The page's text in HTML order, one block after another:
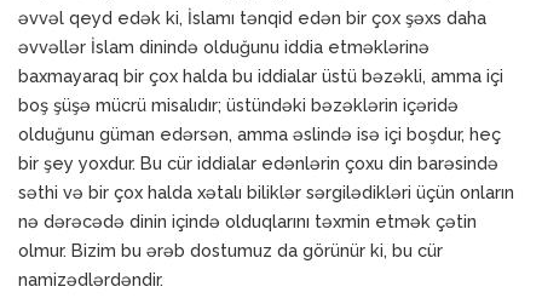
əvvəl qeyd edək ki, İslamı tənqid edən bir çox şəxs daha
əvvəllər İslam dinində olduğunu iddia etməklərinə
baxmayaraq bir çox halda bu iddialar üstü bəzəkli, amma içi
boş şüşə mücrü misalıdır; üstündəki bəzəklərin içəridə
olduğunu güman edərsən, amma əslində isə içi boşdur, heç
bir şey yoxdur. Bu cür iddialar edənlərin çoxu din barəsində
səthi və bir çox halda xətalı biliklər sərgilədikləri üçün onların
nə dərəcədə dinin içində olduqlarını təxmin etmək çətin
olmur. Bizim bu ərəb dostumuz da görünür ki, bu cür
namizədlərdəndir.